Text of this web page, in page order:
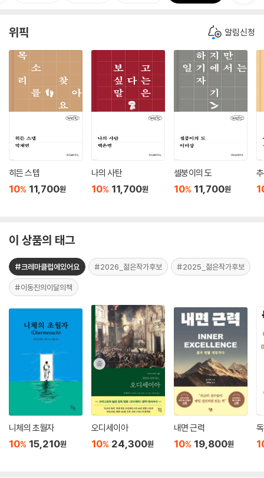
위픽 알림신청
히든 스텝
10% 11,700원
나의 사탄
10% 11,700원
셀붕이의 도
10% 11,700원
이 상품의 태그
#크레마클럽에있어요 #2026_젊은작가후보 #2025_젊은작가후보
#이동진의이달의책
니체의 초월자
10% 15,210원
오디세이아
10% 24,300원
내면 근력
10% 19,800원